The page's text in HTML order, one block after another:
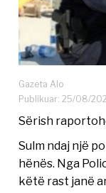
Gazeta Alo
Publikuar: 25/08/
Sërish
Sulm ndaj një
hënës. Nga
këtë rast janë